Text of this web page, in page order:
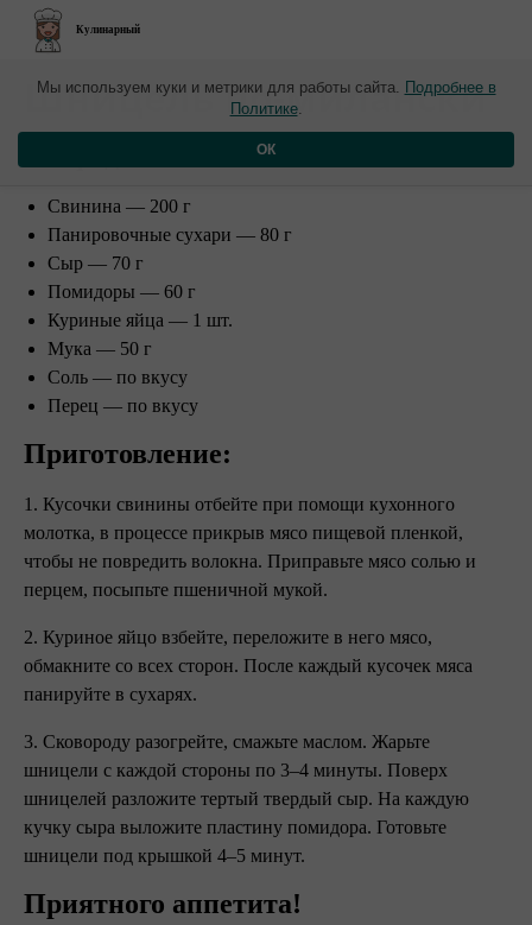
Кулинарный
​Шницель по-милански
Свинина — 200 г
Панировочные сухари — 80 г
Сыр — 70 г
Помидоры — 60 г
Куриные яйца — 1 шт.
Мука — 50 г
Соль — по вкусу
Перец — по вкусу
Приготовление:
1. Кусочки свинины отбейте при помощи кухонного
молотка, в процессе прикрыв мясо пищевой пленкой,
чтобы не повредить волокна. Приправьте мясо солью и
перцем, посыпьте пшеничной мукой.
2. Куриное яйцо взбейте, переложите в него мясо,
обмакните со всех сторон. После каждый кусочек мяса
панируйте в сухарях.
3. Сковороду разогрейте, смажьте маслом. Жарьте
шницели с каждой стороны по 3–4 минуты. Поверх
шницелей разложите тертый твердый сыр. На каждую
кучку сыра выложите пластину помидора. Готовьте
шницели под крышкой 4–5 минут.
Приятного аппетита!
Мы используем куки и метрики для работы сайта. Подробнее в
Политике.
ОК